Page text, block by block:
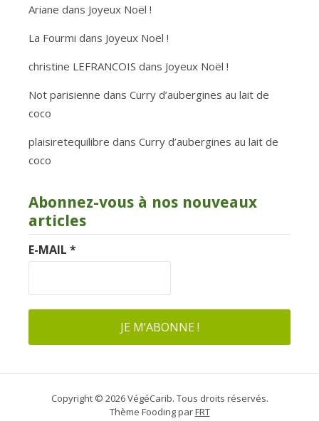
Ariane dans Joyeux Noël !
La Fourmi dans Joyeux Noël !
christine LEFRANCOIS dans Joyeux Noël !
Not parisienne dans Curry d’aubergines au lait de
coco
plaisiretequilibre dans Curry d’aubergines au lait de
coco
Abonnez-vous à nos nouveaux
articles
E-MAIL *
Copyright © 2026 VégéCarib. Tous droits réservés.
Thème Fooding parFRT